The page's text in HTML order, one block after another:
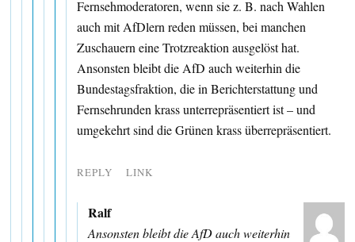
Fernsehmoderatoren, wenn sie z. B. nach Wahlen
auch mit AfDlern reden müssen, bei manchen
Zuschauern eine Trotzreaktion ausgelöst hat.
Ansonsten bleibt die AfD auch weiterhin die
Bundestagsfraktion, die in Berichterstattung und
Fernsehrunden krass unterrepräsentiert ist – und
umgekehrt sind die Grünen krass überrepräsentiert.
REPLY LINK
Ralf
Ansonsten bleibt die AfD auch weiterhin